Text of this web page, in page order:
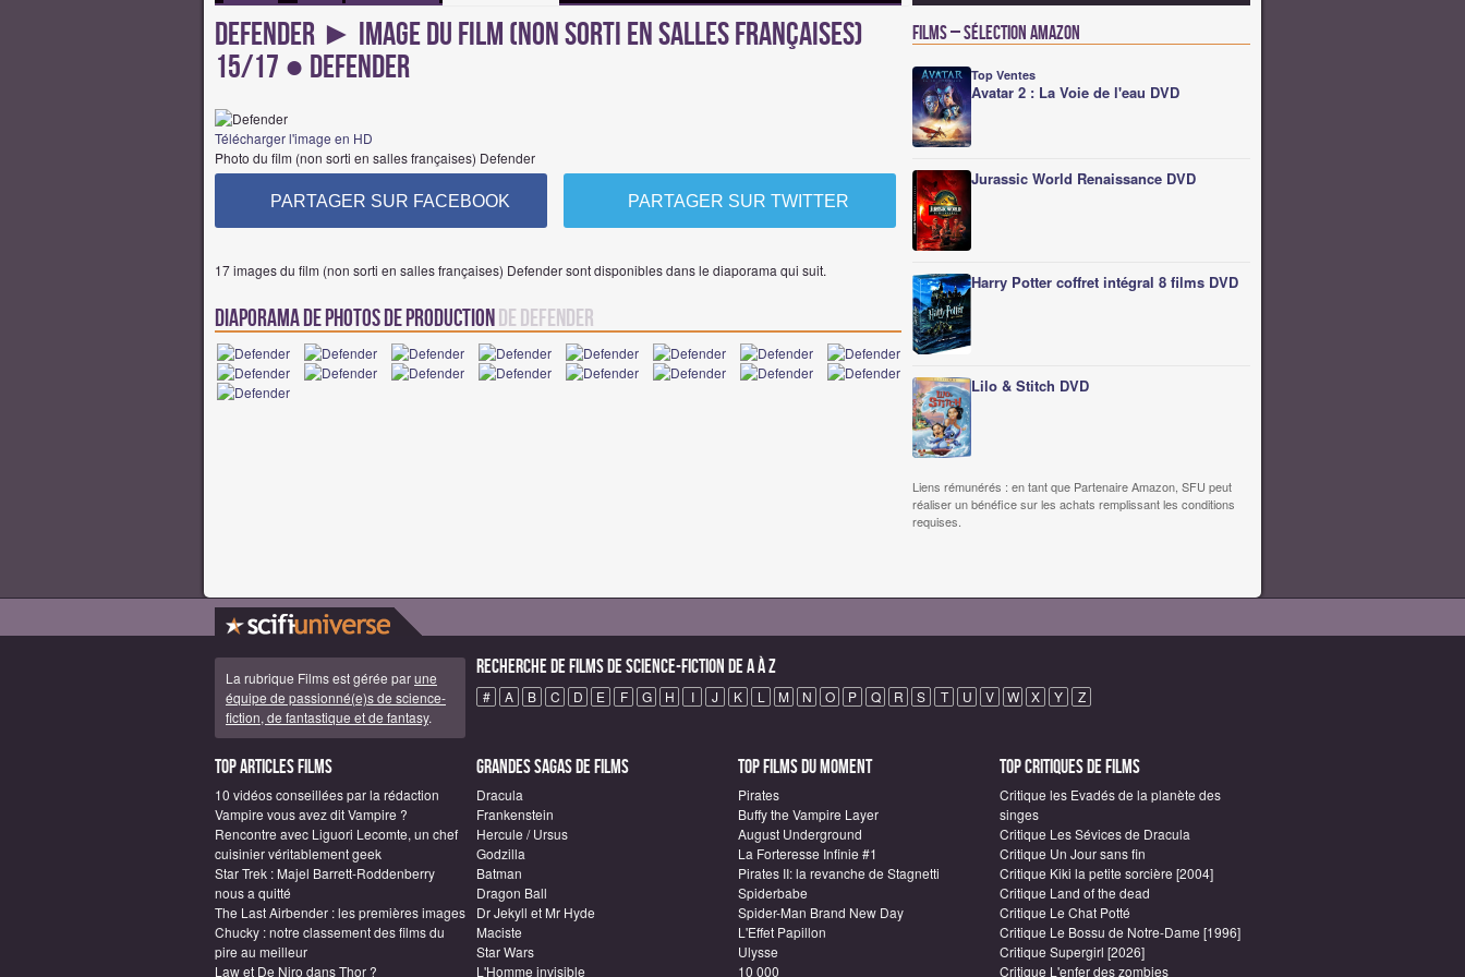
Defender ► Image du Film (non sorti en salles françaises)
15/17 ● Defender
Télécharger l'image en HD
Photo du film (non sorti en salles françaises) Defender
PARTAGER SUR FACEBOOK PARTAGER SUR TWITTER
17 images du film (non sorti en salles françaises) Defender sont disponibles dans le diaporama qui suit.
Diaporama de Photos de Productionde Defender
Films – Sélection Amazon
Top Ventes
Avatar 2 : La Voie de l'eau DVD
Jurassic World Renaissance DVD
Harry Potter coffret intégral 8 films DVD
Lilo & Stitch DVD
Liens rémunérés : en tant que Partenaire Amazon, SFU peut
réaliser un bénéfice sur les achats remplissant les conditions
requises.
La rubrique Films est gérée parune
équipe de passionné(e)s de science-
fiction, de fantastique et de fantasy.
Recherche de Films de science-fiction de A à Z
# A B C D E F G H I J K L M N O P Q R S T U V W X Y Z
Top articles Films
10 vidéos conseillées par la rédaction
Vampire vous avez dit Vampire ?
Rencontre avec Liguori Lecomte, un chef
cuisinier véritablement geek
Star Trek : Majel Barrett-Roddenberry
nous a quitté
The Last Airbender : les premières images
Chucky : notre classement des films du
pire au meilleur
Law et De Niro dans Thor ?
Grandes sagas de Films
Dracula
Frankenstein
Hercule / Ursus
Godzilla
Batman
Dragon Ball
Dr Jekyll et Mr Hyde
Maciste
Star Wars
L'Homme invisible
Top Films du moment
Pirates
Buffy the Vampire Layer
August Underground
La Forteresse Infinie #1
Pirates II: la revanche de Stagnetti
Spiderbabe
Spider-Man Brand New Day
L'Effet Papillon
Ulysse
10 000
Top critiques de Films
Critique les Evadés de la planète des
singes
Critique Les Sévices de Dracula
Critique Un Jour sans fin
Critique Kiki la petite sorcière [2004]
Critique Land of the dead
Critique Le Chat Potté
Critique Le Bossu de Notre-Dame [1996]
Critique Supergirl [2026]
Critique L'enfer des zombies